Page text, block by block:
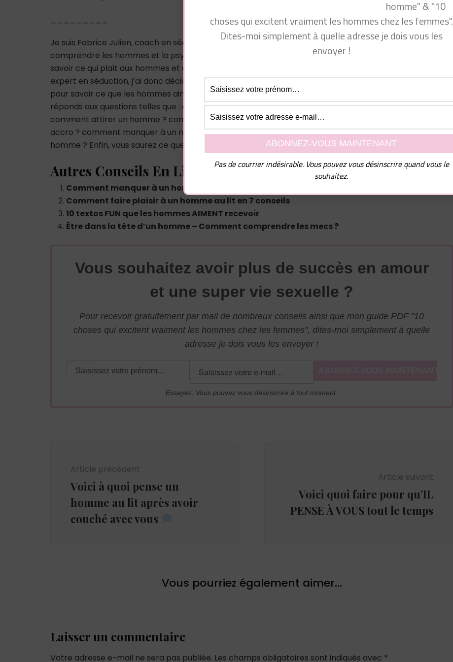
Je suis Fabrice Julien, coach en séduction depuis 2010. Beaucoup de femmes me sollicitent pour mieux
comprendre les hommes et la psychologie masculine. Mon franc-parler les aide beaucoup à mieux
savoir ce qui plaît aux hommes et à comprendre comment séduire un homme… En tant qu’homme et
expert en séduction, j’ai donc décidé de créer cette chaîne sur laquelle vous trouverez toutes les clés
pour savoir ce que les hommes aiment chez les femmes et ce que les hommes veulent en amour. Je
réponds aux questions telles que : comment plaire aux hommes ? comment draguer un mec ?
comment attirer un homme ? comment exciter un homme ? ou même : comment rendre un homme
accro ? comment manquer à un mec ? comment rendre un homme amoureux ? comment garder un
homme ? Enfin, vous saurez ce que les hommes pensent vraiment !
Autres Conseils En Lien :
Comment manquer à un homme ?
Comment faire plaisir à un homme au lit en 7 conseils
10 textos FUN que les hommes AIMENT recevoir
Être dans la tête d’un homme – Comment comprendre les mecs ?
Vous souhaitez avoir plus de succès en amour
et une super vie sexuelle ?
Pour recevoir gratuitement par mail de nombreux conseils ainsi que mon guide PDF "10
choses qui excitent vraiment les hommes chez les femmes", dites-moi simplement à quelle
adresse je dois vous les envoyer !
Essayez. Vous pouvez vous désinscrire à tout moment.
Article précédent
Voici à quoi pense un
homme au lit après avoir
couché avec vous
Article suivant
Voici quoi faire pour qu’IL
PENSE À VOUS tout le temps
Vous pourriez également aimer...
Laisser un commentaire
Votre adresse e-mail ne sera pas publiée. Les champs obligatoires sont indiqués avec *
homme" & "10
choses qui excitent vraiment les hommes chez les femmes".
Dites-moi simplement à quelle adresse je dois vous les
envoyer !
Pas de courrier indésirable. Vous pouvez vous désinscrire quand vous le
souhaitez.